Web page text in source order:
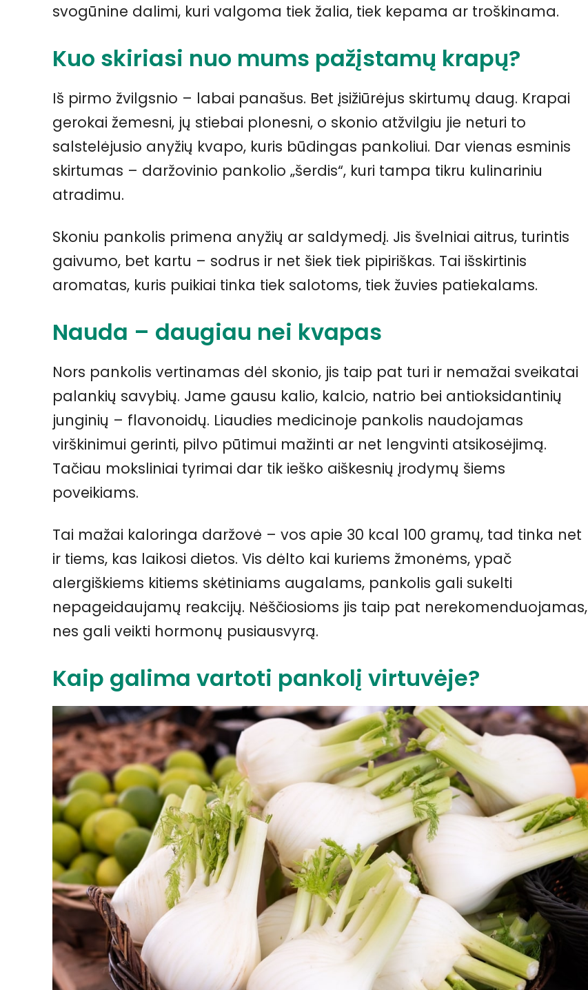
svogūnine dalimi, kuri valgoma tiek žalia, tiek kepama ar troškinama.
Kuo skiriasi nuo mums pažįstamų krapų?
Iš pirmo žvilgsnio – labai panašus. Bet įsižiūrėjus skirtumų daug. Krapai
gerokai žemesni, jų stiebai plonesni, o skonio atžvilgiu jie neturi to
salstelėjusio anyžių kvapo, kuris būdingas pankoliui. Dar vienas esminis
skirtumas – daržovinio pankolio „šerdis“, kuri tampa tikru kulinariniu
atradimu.
Skoniu pankolis primena anyžių ar saldymedį. Jis švelniai aitrus, turintis
gaivumo, bet kartu – sodrus ir net šiek tiek pipiriškas. Tai išskirtinis
aromatas, kuris puikiai tinka tiek salotoms, tiek žuvies patiekalams.
Nauda – daugiau nei kvapas
Nors pankolis vertinamas dėl skonio, jis taip pat turi ir nemažai sveikatai
palankių savybių. Jame gausu kalio, kalcio, natrio bei antioksidantinių
junginių – flavonoidų. Liaudies medicinoje pankolis naudojamas
virškinimui gerinti, pilvo pūtimui mažinti ar net lengvinti atsikosėjimą.
Tačiau moksliniai tyrimai dar tik ieško aiškesnių įrodymų šiems
poveikiams.
Tai mažai kaloringa daržovė – vos apie 30 kcal 100 gramų, tad tinka net
ir tiems, kas laikosi dietos. Vis dėlto kai kuriems žmonėms, ypač
alergiškiems kitiems skėtiniams augalams, pankolis gali sukelti
nepageidaujamų reakcijų. Nėščiosioms jis taip pat nerekomenduojamas,
nes gali veikti hormonų pusiausvyrą.
Kaip galima vartoti pankolį virtuvėje?